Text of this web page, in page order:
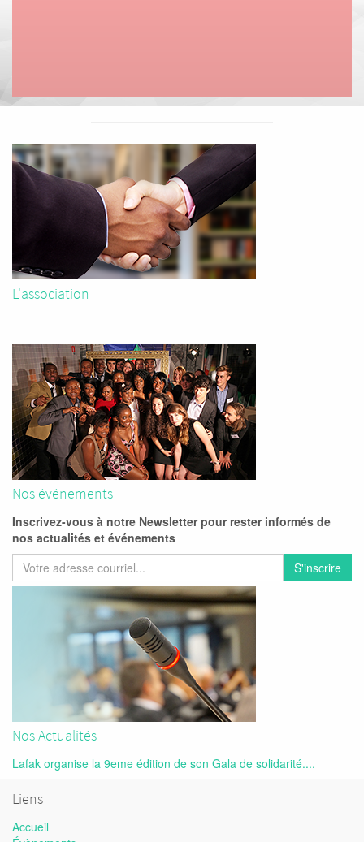
L'association
Nos événements
Inscrivez-vous à notre Newsletter pour rester informés de
nos actualités et événements
S'inscrire
Nos Actualités
Lafak organise la 9eme édition de son Gala de solidarité....
Liens
Accueil